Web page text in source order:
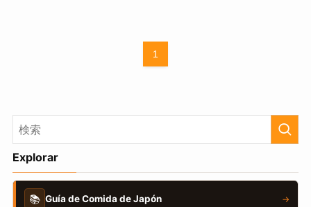
1
Explorar
📚 Guía de Comida de Japón →